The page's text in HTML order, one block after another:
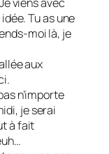
Tu as une
moi là, je
aux
n’importe
je serai
à fait